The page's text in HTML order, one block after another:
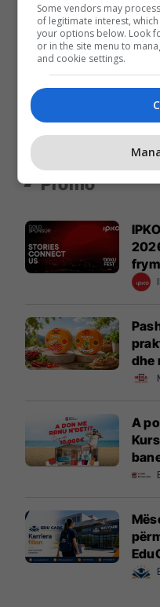
Promo
dhe
A
Some vendors may
of legitimate interest,
your options below. Look
or in the site menu to
and cookie settings.